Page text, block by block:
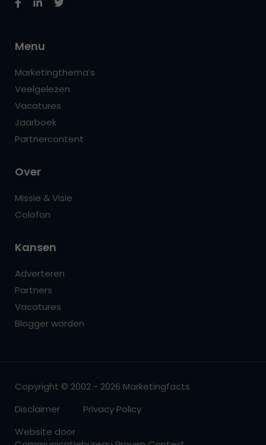
Menu
Marketingthema’s
Veelgelezen
Vacatures
Jaarboek
Partnercontent
Over
Missie & Visie
Colofon
Kansen
Adverteren
Partners
Vacatures
Blogger worden
Copyright © 2002 - 2026 Marketingfacts
Disclaimer
Privacy Policy
Website door